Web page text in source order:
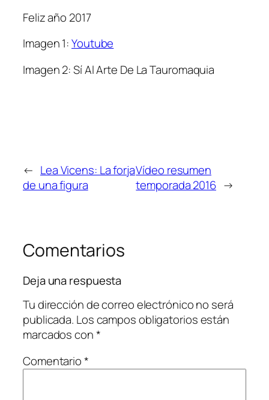
Feliz año 2017
Imagen 1:Youtube
Imagen 2: Sí Al Arte De La Tauromaquia
← Lea Vicens: La forja
de una figura
Vídeo resumen
temporada 2016 →
Comentarios
Deja una respuesta
Tu dirección de correo electrónico no será
publicada. Los campos obligatorios están
marcados con*
Comentario*